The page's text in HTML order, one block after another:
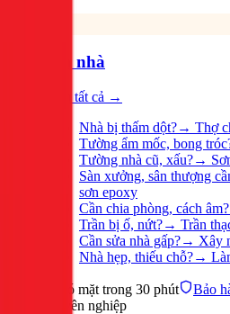
Sửa nhà
Xem tất cả →
Nhà bị thấm dột?→ Thợ
Tường ẩm mốc, bong
Tường nhà cũ, xấu?→
Sàn xưởng, sân thượng
sơn epoxy
Cần chia phòng, cách âm?
Trần bị ố, nứt?→ Trần
Cần sửa nhà gấp?→ Xây
Nhà hẹp, thiếu chỗ?→
Có mặt trong 30 phút Bảo
chuyên nghiệp